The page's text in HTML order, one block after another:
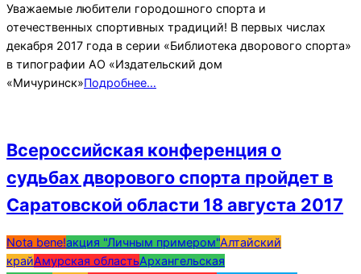
Уважаемые любители городошного спорта и
отечественных спортивных традиций! В первых числах
декабря 2017 года в серии «Библиотека дворового спорта»
в типографии АО «Издательский дом
«Мичуринск»Подробнее…
Всероссийская конференция о
судьбах дворового спорта пройдет в
Саратовской области 18 августа 2017
2017-
06-
Nota bene!акция "Личным примером"Алтайский
крайАмурская областьАрхангельская